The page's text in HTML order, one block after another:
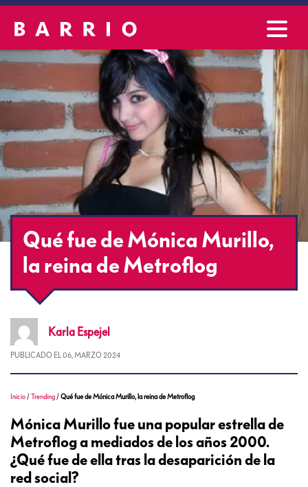
Qué fue de Mónica Murillo,
la reina de Metroflog
Karla Espejel
PUBLICADO EL 06, MARZO 2024
Inicio /Trending /Qué fue de Mónica Murillo, la reina de Metroflog
Mónica Murillo fue una popular estrella de
Metroflog a mediados de los años 2000.
¿Qué fue de ella tras la desaparición de la
red social?